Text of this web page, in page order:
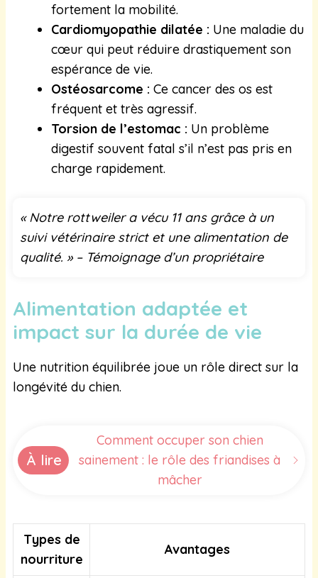
fortement la mobilité.
Cardiomyopathie dilatée : Une maladie du
cœur qui peut réduire drastiquement son
espérance de vie.
Ostéosarcome : Ce cancer des os est
fréquent et très agressif.
Torsion de l’estomac : Un problème
digestif souvent fatal s’il n’est pas pris en
charge rapidement.
« Notre rottweiler a vécu 11 ans grâce à un
suivi vétérinaire strict et une alimentation de
qualité. » – Témoignage d’un propriétaire
Alimentation adaptée et
impact sur la durée de vie
Une nutrition équilibrée joue un rôle direct sur la
longévité du chien.
À lire
Comment occuper son chien
sainement : le rôle des friandises à
mâcher
Types de
nourriture
Avantages